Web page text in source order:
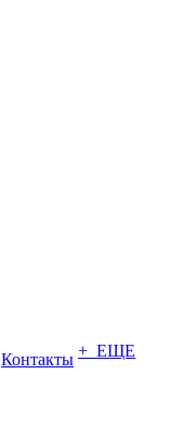
Контакты + ЕЩЕ